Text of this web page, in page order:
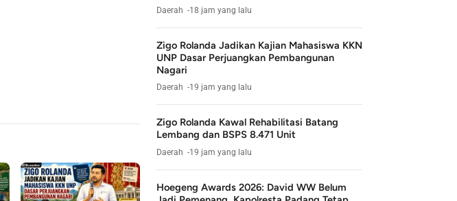
Daerah 18 jam yang lalu
Zigo Rolanda Jadikan Kajian Mahasiswa KKN
UNP Dasar Perjuangkan Pembangunan
Nagari
Daerah 19 jam yang lalu
Zigo Rolanda Kawal Rehabilitasi Batang
Lembang dan BSPS 8.471 Unit
Daerah 19 jam yang lalu
Hoegeng Awards 2026: David WW Belum